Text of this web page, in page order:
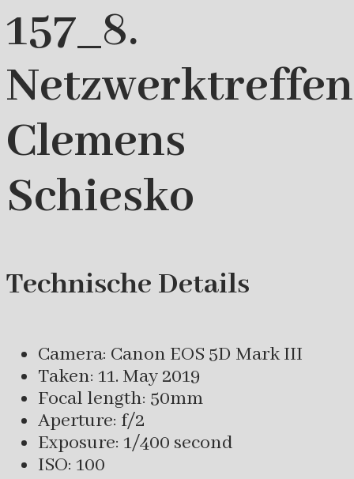
157_8.
Clemens
Schiesko
Technische Details
Camera: Canon EOS 5D Mark III
Taken: 11. May 2019
Focal length: 50mm
Aperture: f/2
Exposure: 1/400 second
ISO: 100